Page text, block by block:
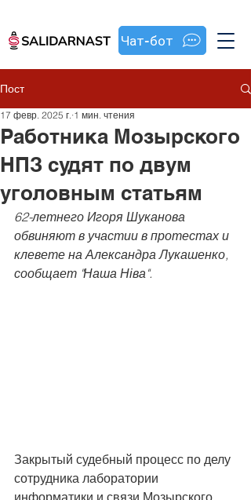
Чат-бот
Пост
Работника Мозырского
НПЗ судят по двум
уголовным статьям
17 февр. 2025 г. 1 мин. чтения
62-летнего Игоря Шуканова
обвиняют в участии в протестах и
клевете на Александра Лукашенко,
сообщает "Наша Ніва".
Закрытый судебный процесс по делу
сотрудника лаборатории